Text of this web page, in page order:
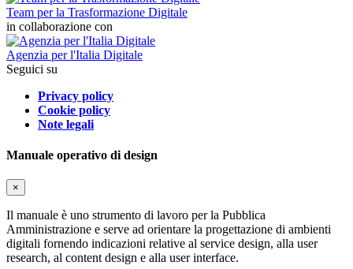
Team per la Trasformazione Digitale
in collaborazione con
Agenzia per l'Italia Digitale
Seguici su
Privacy policy
Cookie policy
Note legali
Manuale operativo di design
×
Il manuale è uno strumento di lavoro per la Pubblica
Amministrazione e serve ad orientare la progettazione di ambienti
digitali fornendo indicazioni relative al service design, alla user
research, al content design e alla user interface.